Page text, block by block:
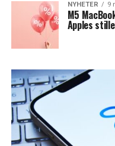
NYHETER 9
M5
Apples